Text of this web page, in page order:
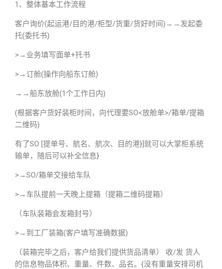
1、整体基本工作流程
客户询价(起运港/目的港/柜型/货重/货好时间)→→发起委
托(委托书)
>→业务填写面单+托书
>→订舱(操作向船东订舱)
→→船东放舱(1个工作日内)
(根据客户货好装柜时间，向代理要SO<放舱单>/箱单/提箱
二维码)
有了SO [提单号、航名、航次、目的港}]就可以大掌柜系统
输单，随后可以补全信息}
>→SO/箱单交接给车队
>→车队提前一天晚上提箱（提箱二维码提箱）
（车队装箱会发箱封号）
>→到工厂装箱(客户填写准确数据)
（装箱完毕之后，客户给我们提供货品清单） 收/发 货人
的信息物品体积、重量、件数、品名。{没有重量安排司机